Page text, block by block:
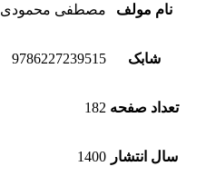
نام مولف مصطفی محمودی
شابک 9786227239515
تعداد صفحه 182
سال انتشار 1400